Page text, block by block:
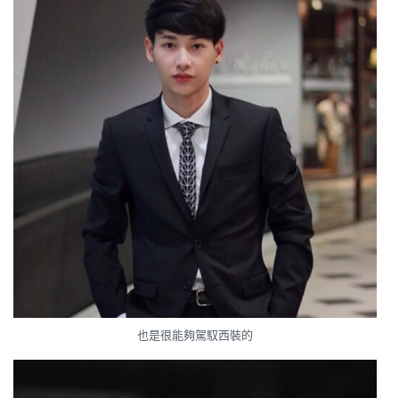
也是很能夠駕馭西裝的